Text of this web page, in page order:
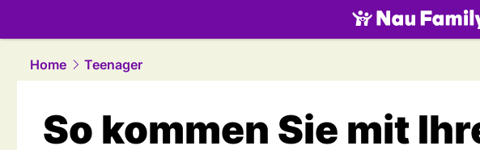
family.NAU.ch
Home
Teenager
So kommen Sie mit